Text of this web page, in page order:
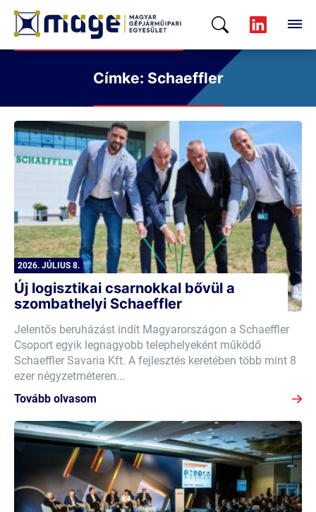
Címke: Schaeffler
2026. JÚLIUS 8.
Új logisztikai csarnokkal bővül a
szombathelyi Schaeffler
Jelentős beruházást indít Magyarországon a Schaeffler
Csoport egyik legnagyobb telephelyeként működő
Schaeffler Savaria Kft. A fejlesztés keretében több mint 8
ezer négyzetméteren...
Tovább olvasom